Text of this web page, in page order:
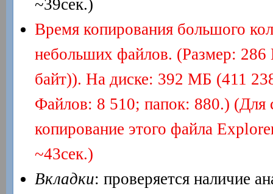
~39сек.)
Время копирования большого
небольших файлов. (Размер:
байт)). На диске: 392 МБ (411
Файлов: 8 510; папок: 880.) (Для
копирование этого файла
~43сек.)
Вкладки: проверяется наличие